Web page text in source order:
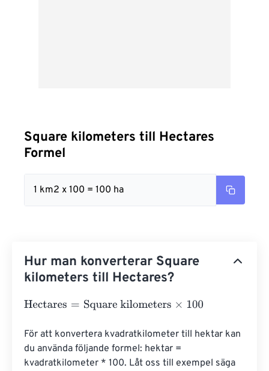
Square kilometers till Hectares
Formel
1 km2 x 100 = 100 ha
Hur man konverterar Square
kilometers till Hectares?
Hectares= Square kilometers×100
För att konvertera kvadratkilometer till hektar kan
du använda följande formel: hektar =
kvadratkilometer * 100. Låt oss till exempel säga